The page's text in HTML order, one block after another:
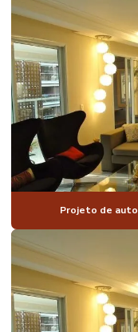
AUTOMAÇÃO
CONDOMÍNIO
RESIDENCIAL
AUTOMAÇÃO
DE
CONDOMINIOS
AUTOMAÇÃO
CONSTRUTORAS
AUTOMAÇÃO
PERSIANAS
ELETRICA
RESIDENCIAL
AUTOMAÇÃO
FECHADURA
Projeto de